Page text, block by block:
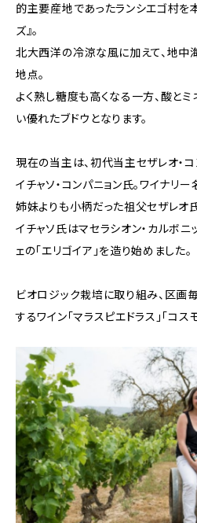
的主要産地であったランシエゴ村を本
ズ』。
北大西洋の冷涼な風に加えて、地中
地点。
よく熟し糖度も高くなる一方、酸と
い優れたブドウとなります。
現在の当主は、初代当主セザレオ・
イチャソ・コンパニョン氏。ワイナリ
姉妹よりも小柄だった祖父セザレオ
イチャソ氏はマセラシオン・カルボ
ェの「エリゴイア」を造り始めました。
ビオロジック栽培に取り組み、区画
するワイン「マラスピエドラス」「コス